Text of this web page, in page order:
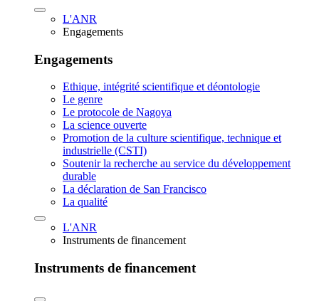
L'ANR
Engagements
Engagements
Ethique, intégrité scientifique et déontologie
Le genre
Le protocole de Nagoya
La science ouverte
Promotion de la culture scientifique, technique et
industrielle (CSTI)
Soutenir la recherche au service du développement
durable
La déclaration de San Francisco
La qualité
L'ANR
Instruments de financement
Instruments de financement